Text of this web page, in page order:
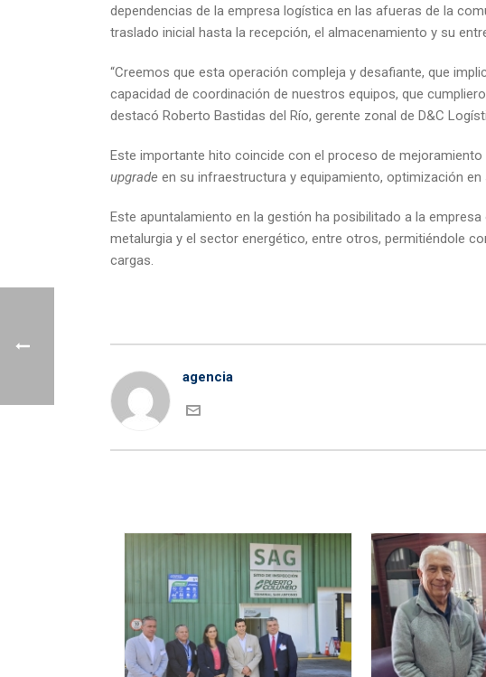
dependencias de la empresa logística en las afueras de la
traslado inicial hasta la recepción, el almacenamiento y su
“Creemos que esta operación compleja y desafiante, que
capacidad de coordinación de nuestros equipos, que
destacó Roberto Bastidas del Río, gerente zonal de D&C
Este importante hito coincide con el proceso de
upgrade en su infraestructura y equipamiento, optimización
Este apuntalamiento en la gestión ha posibilitado a la
metalurgia y el sector energético, entre otros, permitiéndole
cargas.
agencia